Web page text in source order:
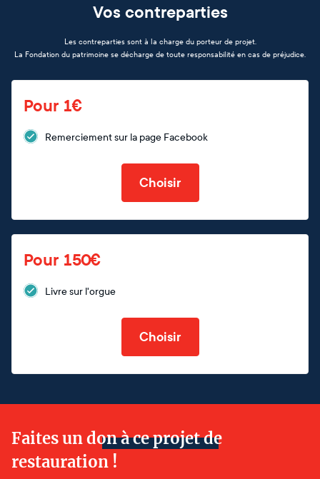
Vos contreparties
Les contreparties sont à la charge du porteur de projet.
La Fondation du patrimoine se décharge de toute responsabilité en cas de préjudice.
Pour 1€
Remerciement sur la page Facebook
Choisir
Pour 150€
Livre sur l'orgue
Choisir
Faites un don à ce projet de
restauration !